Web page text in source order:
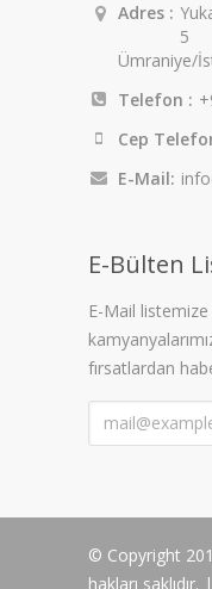
Adres :
5
Ümraniye/
Telefon :
Cep
E-Mail:
E-Bülten
E-Mail
fırsatlardan
© Copyright
hakları